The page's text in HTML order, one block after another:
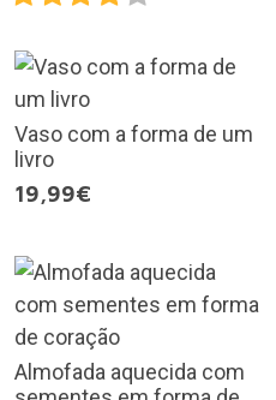
Vaso com a forma de um
livro
19,99€
Almofada aquecida com